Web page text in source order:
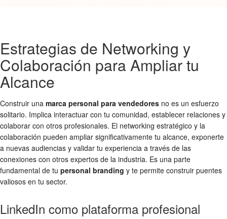
Estrategias de Networking y
Colaboración para Ampliar tu
Alcance
Construir una marca personal para vendedores no es un esfuerzo
solitario. Implica interactuar con tu comunidad, establecer relaciones y
colaborar con otros profesionales. El networking estratégico y la
colaboración pueden ampliar significativamente tu alcance, exponerte
a nuevas audiencias y validar tu experiencia a través de las
conexiones con otros expertos de la industria. Es una parte
fundamental de tu personal branding y te permite construir puentes
valiosos en tu sector.
LinkedIn como plataforma profesional